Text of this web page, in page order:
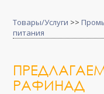
Товары/Услуги >>
питания
РАФИНАД